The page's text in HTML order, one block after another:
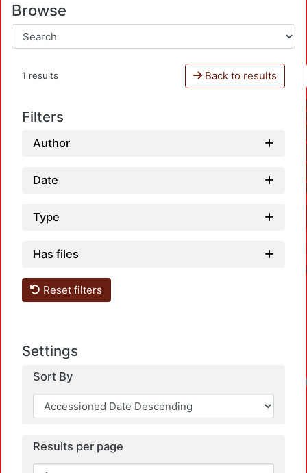
Browse
1 results Back to results
Filters
Author
Date
Type
Has files
Reset filters
Settings
Sort By
Results per page